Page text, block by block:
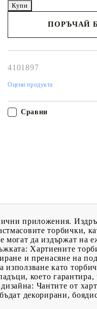
ПОРЪЧАЙ
4101897
Оцени продукта
Сравни
приложения.
торбички,
могат да издържат на
Хартиените
и пренасяне на
като
което гарантира,
Чантите от
декорирани,